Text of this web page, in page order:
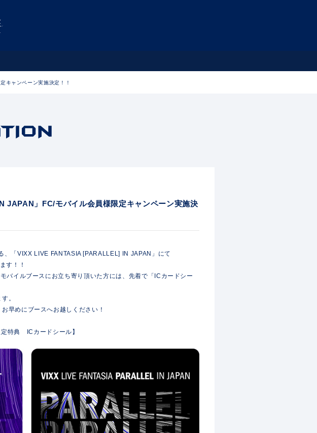
キャンペーン実施決定！！
JAPAN」FC/モバイル会員様限定キャンペーン実施決
「VIXX LIVE FANTASIA [PARALLEL] IN JAPAN」にて
す！！
バイルブースにお立ち寄り頂いた方には、先着で「ICカードシー
。
早めにブースへお越しください！
定特典 ICカードシール】